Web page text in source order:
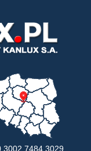
3002 7484 3029